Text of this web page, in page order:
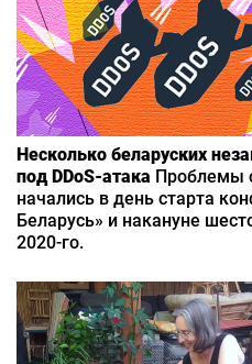
Несколько беларуских
под DDoS-атака Проблемы
начались в день старта
Беларусь» и накануне
2020-го.